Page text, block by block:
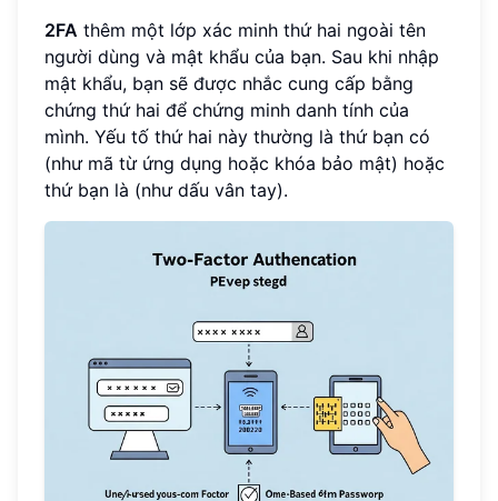
2FA thêm một lớp xác minh thứ hai ngoài tên
người dùng và mật khẩu của bạn. Sau khi nhập
mật khẩu, bạn sẽ được nhắc cung cấp bằng
chứng thứ hai để chứng minh danh tính của
mình. Yếu tố thứ hai này thường là thứ bạn có
(như mã từ ứng dụng hoặc khóa bảo mật) hoặc
thứ bạn là (như dấu vân tay).